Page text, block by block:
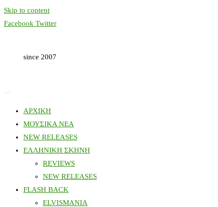
Skip to content
Facebook Twitter
since 2007
ΑΡΧΙΚΗ
ΜΟΥΣΙΚΑ ΝΕΑ
NEW RELEASES
ΕΛΛΗΝΙΚΗ ΣΚΗΝΗ
REVIEWS
NEW RELEASES
FLASH BACK
ELVISMANIA